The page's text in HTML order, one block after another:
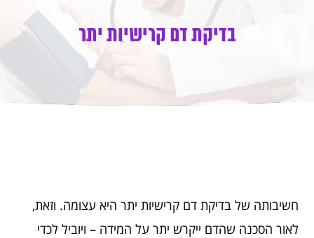
בדיקת דם קרישיות יתר
חשיבותה של בדיקת דם קרישיות יתר היא עצומה. וזאת,
לאור הסכנה שהדם ייקרש יתר על המידה – ויוביל לכדי